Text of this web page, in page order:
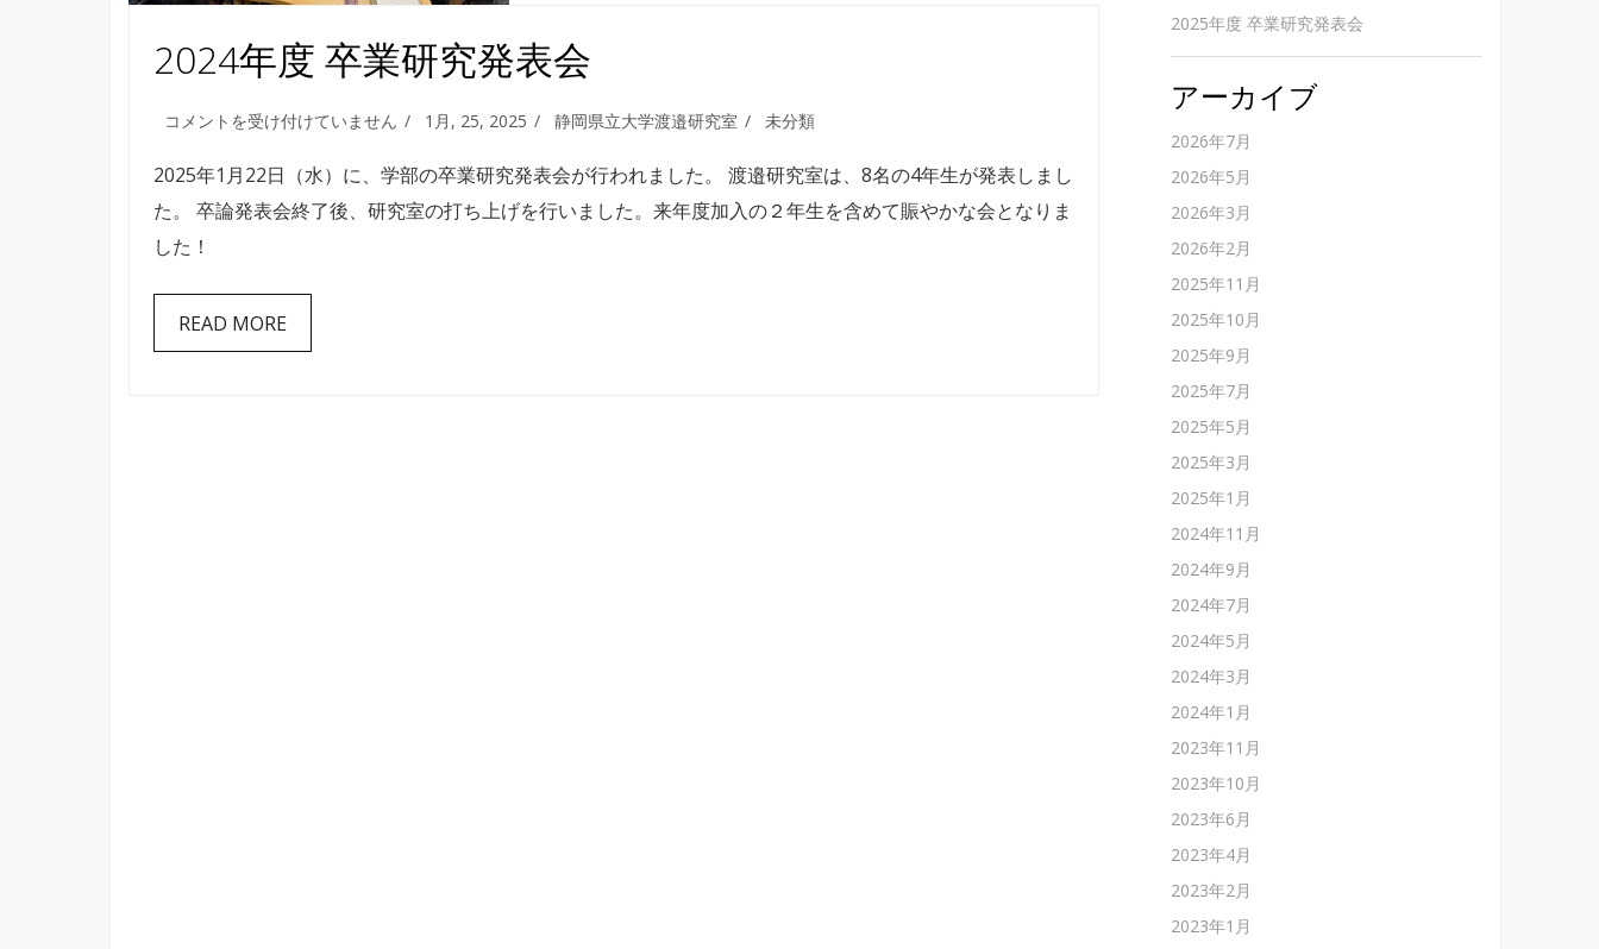
2024年度 卒業研究発表会
2024
度
業
研
発
コメントを受け付けていません 1月, 25, 2025 静岡県立大学渡邉研究室 未分類
2025年1月22日（水）に、学部の卒業研究発表会が行われました。 渡邉研究室は、8名の4年生が発表しまし
た。 卒論発表会終了後、研究室の打ち上げを行いました。来年度加入の２年生を含めて賑やかな会となりま
した！
READ MORE
2025年度 卒業研究発表会
アーカイブ
2026年7月
2026年5月
2026年3月
2026年2月
2025年11月
2025年10月
2025年9月
2025年7月
2025年5月
2025年3月
2025年1月
2024年11月
2024年9月
2024年7月
2024年5月
2024年3月
2024年1月
2023年11月
2023年10月
2023年6月
2023年4月
2023年2月
2023年1月